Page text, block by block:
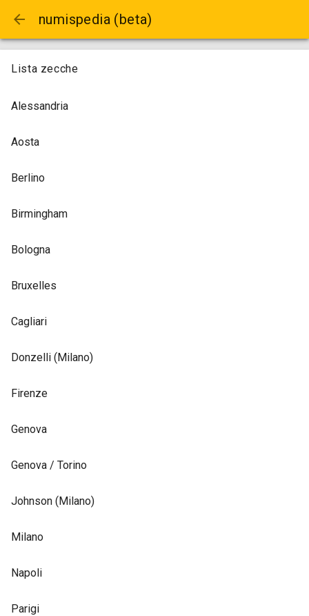
arrow_back numispedia (beta)
Lista zecche
Alessandria
Aosta
Berlino
Birmingham
Bologna
Bruxelles
Cagliari
Donzelli (Milano)
Firenze
Genova
Genova / Torino
Johnson (Milano)
Milano
Napoli
Parigi